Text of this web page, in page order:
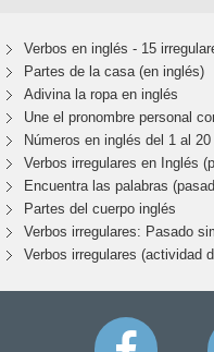
Verbos en inglés - 15
Partes de la casa (en inglés)
Adivina la ropa en inglés
Une el pronombre personal
Números en inglés del 1 al 20
Verbos irregulares en Inglés
Encuentra las palabras
Partes del cuerpo inglés
Verbos irregulares: Pasado
Verbos irregulares (actividad